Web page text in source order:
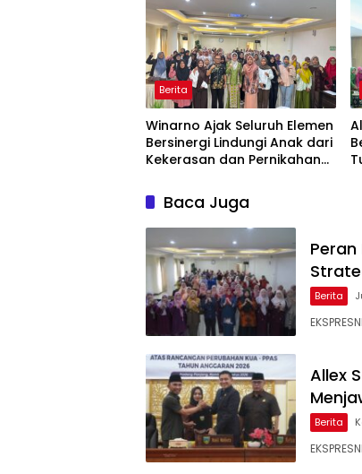
Berita
Winarno Ajak Seluruh Elemen
Bersinergi Lindungi Anak dari
Kekerasan dan Pernikahan
Baca Juga
Berita
Allex
Berita